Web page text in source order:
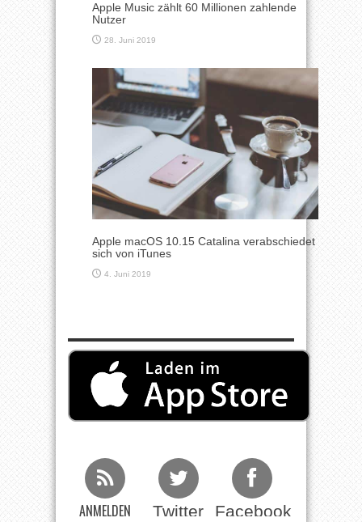
Apple Music zählt 60 Millionen zahlende
Nutzer
28. Juni 2019
Apple macOS 10.15 Catalina verabschiedet
sich von iTunes
4. Juni 2019
ANMELDEN Twitter Facebook